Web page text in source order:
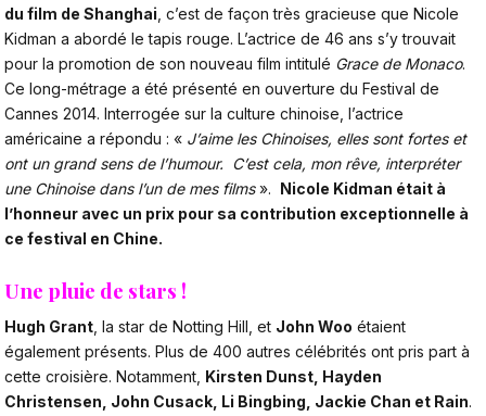
du film de Shanghai, c’est de façon très gracieuse que Nicole
Kidman a abordé le tapis rouge. L’actrice de 46 ans s’y trouvait
pour la promotion de son nouveau film intitulé Grace de Monaco.
Ce long-métrage a été présenté en ouverture du Festival de
Cannes 2014. Interrogée sur la culture chinoise, l’actrice
américaine a répondu : « J’aime les Chinoises, elles sont fortes et
ont un grand sens de l’humour. C’est cela, mon rêve, interpréter
une Chinoise dans l’un de mes films». Nicole Kidman était à
l’honneur avec un prix pour sa contribution exceptionnelle à
ce festival en Chine.
Une pluie de stars !
Hugh Grant, la star de Notting Hill, et John Woo étaient
également présents. Plus de 400 autres célébrités ont pris part à
cette croisière. Notamment, Kirsten Dunst, Hayden
Christensen, John Cusack, Li Bingbing, Jackie Chan et Rain.